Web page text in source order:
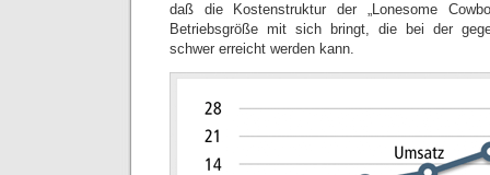
daß die Kostenstruktur der „Lonesome
Betriebsgröße mit sich bringt, die bei der
schwer erreicht werden kann.